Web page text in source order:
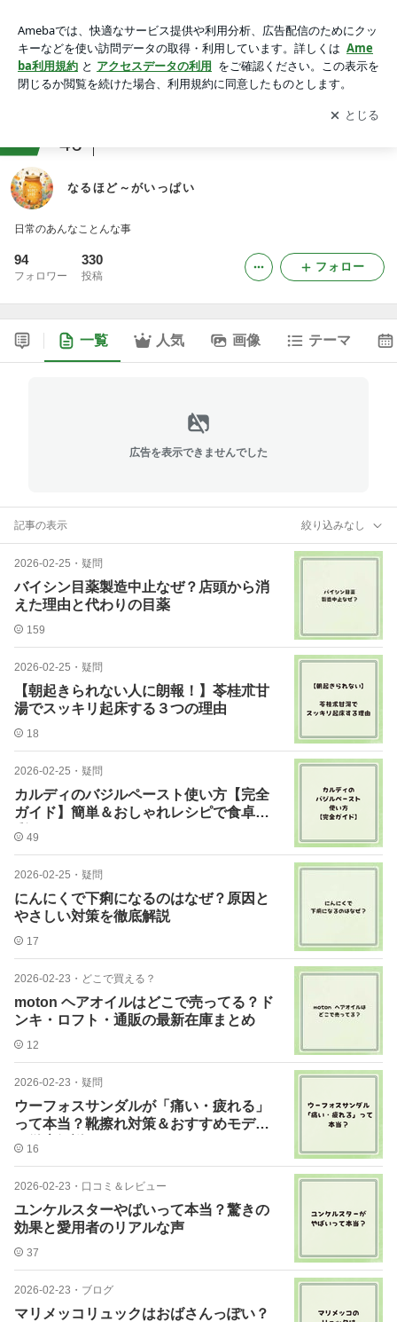
アプリをダウンロードして ブログの更新通知
を受け取りまし
ょう。
開く
46
なるほど～がいっぱい
日常のあんなことんな事
94
フォロワー
330
投稿
フォロー
一覧 人気 画像 テーマ
広告を表示できませんでした
記事の表示 絞り込みなし
2026-02-25 ・ 疑問
バイシン目薬製造中止なぜ？店頭から消
えた理由と代わりの目薬
159
2026-02-25 ・ 疑問
【朝起きられない人に朗報！】苓桂朮甘
湯でスッキリ起床する３つの理由
18
2026-02-25 ・ 疑問
カルディのバジルペースト使い方【完全
ガイド】簡単＆おしゃれレシピで食卓を
彩ろう
49
2026-02-25 ・ 疑問
にんにくで下痢になるのはなぜ？原因と
やさしい対策を徹底解説
17
2026-02-23 ・ どこで買える？
moton ヘアオイルはどこで売ってる？ド
ンキ・ロフト・通販の最新在庫まとめ
12
2026-02-23 ・ 疑問
ウーフォスサンダルが「痛い・疲れる」
って本当？靴擦れ対策＆おすすめモデル
を徹底解説！
16
2026-02-23 ・ 口コミ＆レビュー
ユンケルスターやばいって本当？驚きの
効果と愛用者のリアルな声
37
2026-02-23 ・ ブログ
マリメッコリュックはおばさんっぽい？